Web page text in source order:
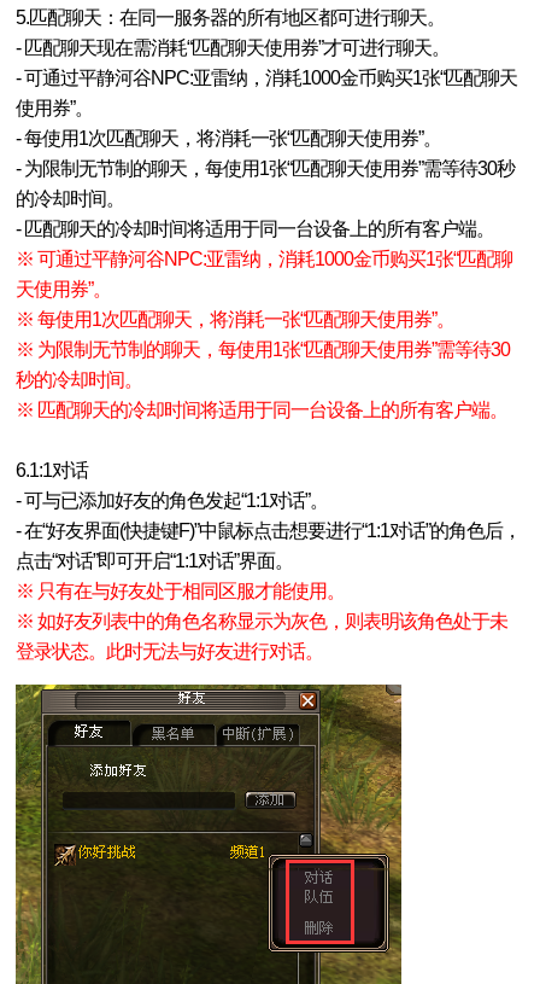
5.匹配聊天：在同一服务器的所有地区都可进行聊天。
- 匹配聊天现在需消耗“匹配聊天使用券”才可进行聊天。
- 可通过平静河谷NPC:亚雷纳，消耗1000金币购买1张“匹配聊天
使用券”。
- 每使用1次匹配聊天，将消耗一张“匹配聊天使用券”。
- 为限制无节制的聊天，每使用1张“匹配聊天使用券”需等待30秒
的冷却时间。
- 匹配聊天的冷却时间将适用于同一台设备上的所有客户端。
※ 可通过平静河谷NPC:亚雷纳，消耗1000金币购买1张“匹配聊
天使用券”。
※ 每使用1次匹配聊天，将消耗一张“匹配聊天使用券”。
※ 为限制无节制的聊天，每使用1张“匹配聊天使用券”需等待30
秒的冷却时间。
※ 匹配聊天的冷却时间将适用于同一台设备上的所有客户端。
6.1:1对话
- 可与已添加好友的角色发起“1:1对话”。
- 在“好友界面(快捷键F)”中鼠标点击想要进行“1:1对话”的角色后，
点击“对话”即可开启“1:1对话”界面。
※ 只有在与好友处于相同区服才能使用。
※ 如好友列表中的角色名称显示为灰色，则表明该角色处于未
登录状态。此时无法与好友进行对话。